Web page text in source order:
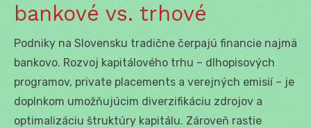
bankové vs. trhové
Podniky na Slovensku tradične čerpajú financie najmä
bankovo. Rozvoj kapitálového trhu – dlhopisových
programov, private placements a verejných emisií – je
doplnkom umožňujúcim diverzifikáciu zdrojov a
optimalizáciu štruktúry kapitálu. Zároveň rastie